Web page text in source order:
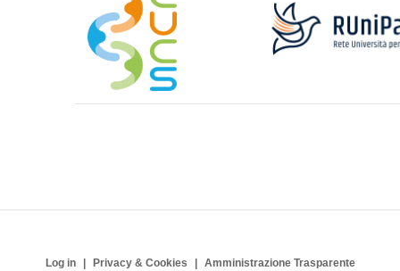
Log in Privacy & Cookies
Amministrazione Trasparente